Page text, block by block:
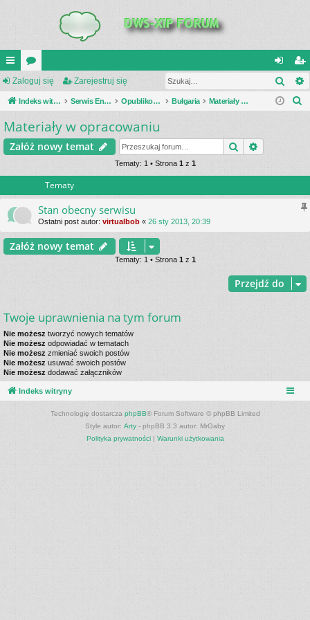
UI
C
K
_L
or
a
al
og
ar
ej
ę
Zaloguj się Zarejestruj się
Indeks witryny Serwis Encyklopedia Uzbrojenia Opublikowane zestawienia Bułgaria Materiały w opracowaniu
j
Materiały w opracowaniu
Załóż nowy temat Szukaj
Tematy: 1 • Strona 1 z 1
Tematy
Stan obecny serwisu
Ostatni post autor: virtualbob « 26 sty 2013, 20:39
Załóż nowy temat
Tematy: 1 • Strona 1 z 1
Przejdź do
Twoje uprawnienia na tym forum
Nie możesz tworzyć nowych tematów
Nie możesz odpowiadać w tematach
Nie możesz zmieniać swoich postów
Nie możesz usuwać swoich postów
Nie możesz dodawać załączników
Indeks witryny
Technologię dostarcza phpBB® Forum Software © phpBB Limited
Style autor: Arty - phpBB 3.3 autor: MrGaby
Polityka prywatności| Warunki użytkowania